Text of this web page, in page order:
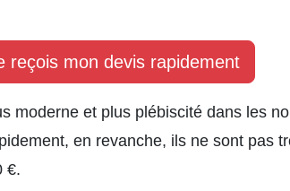
reçois mon devis rapidement
moderne et plus plébiscité dans les
en revanche, ils ne sont pas
€.